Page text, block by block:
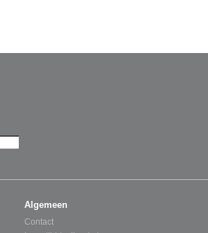
Algemeen
Contact